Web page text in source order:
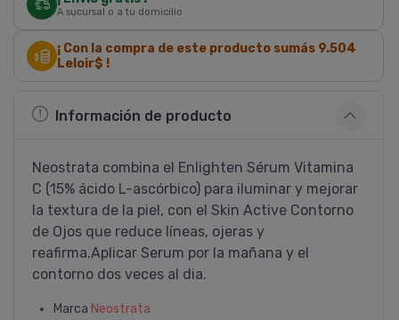
A sucursal o a tu domicilio
¡ Con la compra de este producto sumás 9.504
Leloir$ !
Información de producto
Neostrata combina el Enlighten Sérum Vitamina
C (15% ácido L-ascórbico) para iluminar y mejorar
la textura de la piel, con el Skin Active Contorno
de Ojos que reduce líneas, ojeras y
reafirma.Aplicar Serum por la mañana y el
contorno dos veces al dia.
Marca Neostrata